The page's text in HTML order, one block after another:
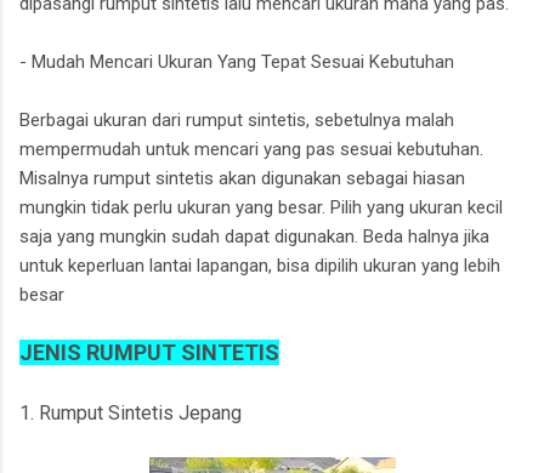
- Mudah Mencari Ukuran Yang Tepat Sesuai Kebutuhan
Berbagai ukuran dari rumput sintetis, sebetulnya malah
mempermudah untuk mencari yang pas sesuai kebutuhan.
Misalnya rumput sintetis akan digunakan sebagai hiasan
mungkin tidak perlu ukuran yang besar. Pilih yang ukuran kecil
saja yang mungkin sudah dapat digunakan. Beda halnya jika
untuk keperluan lantai lapangan, bisa dipilih ukuran yang lebih
besar
JENIS RUMPUT SINTETIS
1. Rumput Sintetis Jepang